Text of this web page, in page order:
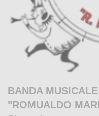
BANDA
"ROMUALDO